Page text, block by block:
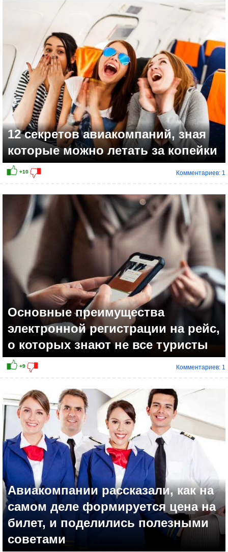
+8
+12
12 секретов авиакомпаний, зная
которые можно летать за копейки
Комментариев: 1
Основные преимущества
электронной регистрации на рейс,
о которых знают не все туристы
Комментариев: 1
Авиакомпании рассказали, как на
самом деле формируется цена на
билет, и поделились полезными
советами